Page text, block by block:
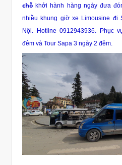
chỗ khởi hành hàng ngày đưa
nhiều khung giờ xe Limousine đi
Nội. Hotline 0912943936. Phục
đêm và Tour Sapa 3 ngày 2 đêm.